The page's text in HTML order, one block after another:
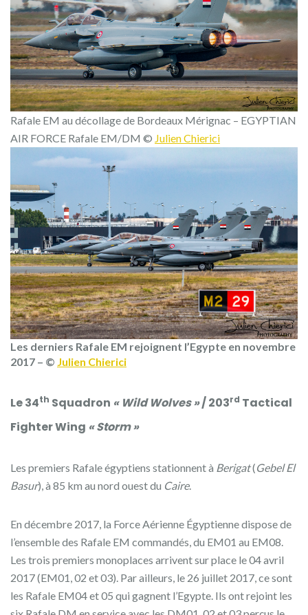
Rafale EM au décollage de Bordeaux Mérignac – EGYPTIAN
AIR FORCE Rafale EM/DM © Julien Chierici
Les derniers Rafale EM rejoignent l’Egypte en novembre
2017 – © Julien Chierici
Le 34th Squadron « Wild Wolves »/ 203rd Tactical
Fighter Wing « Storm »
Les premiers Rafale égyptiens stationnent à Berigat(Gebel El
Basur), à 85 km au nord ouest du Caire.
En décembre 2017, la Force Aérienne Égyptienne dispose de
l’ensemble des Rafale EM commandés, du EM01 au EM08.
Les trois premiers monoplaces arrivent sur place le 04 avril
2017 (EM01, 02 et 03). Par ailleurs, le 26 juillet 2017, ce sont
les Rafale EM04 et 05 qui gagnent l’Egypte. Ils ont rejoint les